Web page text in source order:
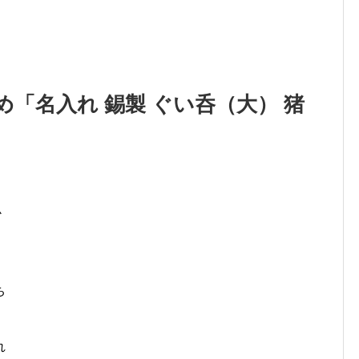
「名入れ 錫製 ぐい呑（大） 猪